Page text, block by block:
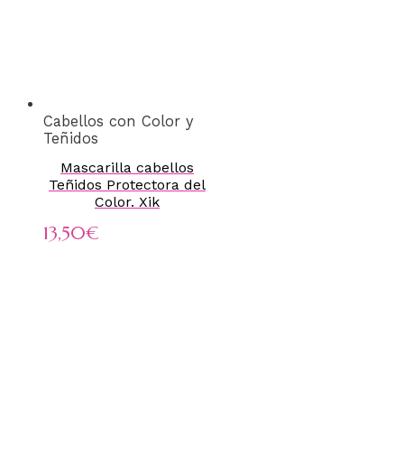
Cabellos con Color y
Teñidos
Mascarilla cabellos
Teñidos Protectora del
Color. Xik
13,50€